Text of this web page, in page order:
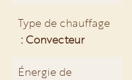
Type de chauffage
Convecteur
Énergie de